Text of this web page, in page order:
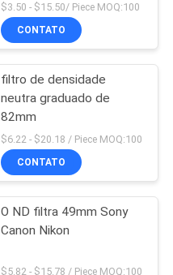
$3.50 - $15.50/ Piece MOQ:100
CONTATO
filtro de densidade
neutra graduado de
82mm
$6.22 - $20.18 / Piece MOQ:100
CONTATO
O ND filtra 49mm Sony
Canon Nikon
$5.82 - $15.78 / Piece MOQ:100